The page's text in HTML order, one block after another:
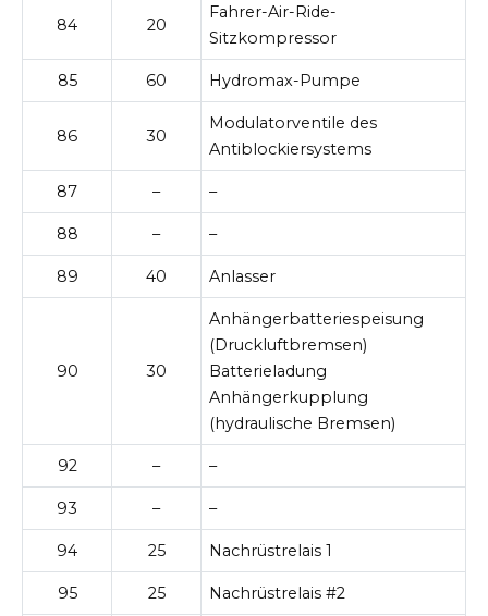
84 20
Fahrer-Air-Ride-
Sitzkompressor
85 60 Hydromax-Pumpe
86 30
Modulatorventile des
Antiblockiersystems
87 – –
88 – –
89 40 Anlasser
90 30
Anhängerbatteriespeisung
(Druckluftbremsen)
Batterieladung
Anhängerkupplung
(hydraulische Bremsen)
92 – –
93 – –
94 25 Nachrüstrelais 1
95 25 Nachrüstrelais #2